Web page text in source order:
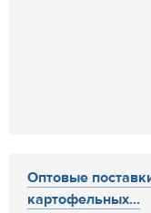
Оптовые
картофельных...